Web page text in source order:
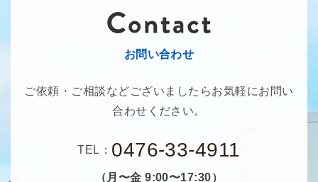
お問い合わせ
ご依頼・ご相談などございましたらお気軽にお問い
合わせください。
TEL： 0476-33-4911
（月〜金 9:00〜17:30）